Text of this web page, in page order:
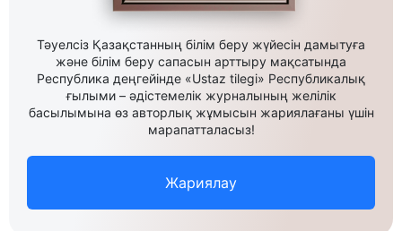
Тәуелсіз Қазақстанның білім беру жүйесін дамытуға
және білім беру сапасын арттыру мақсатында
Республика деңгейінде «Ustaz tilegi» Республикалық
ғылыми – әдістемелік журналының желілік
басылымына өз авторлық жұмысын жариялағаны үшін
марапатталасыз!
Жариялау